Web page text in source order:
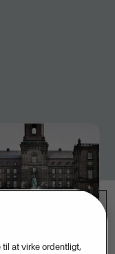
at virke ordentligt,